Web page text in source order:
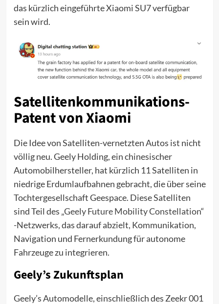
das kürzlich eingeführte Xiaomi SU7 verfügbar
sein wird.
Satellitenkommunikations-
Patent von Xiaomi
Die Idee von Satelliten-vernetzten Autos ist nicht
völlig neu. Geely Holding, ein chinesischer
Automobilhersteller, hat kürzlich 11 Satelliten in
niedrige Erdumlaufbahnen gebracht, die über seine
Tochtergesellschaft Geespace. Diese Satelliten
sind Teil des „Geely Future Mobility Constellation“
-Netzwerks, das darauf abzielt, Kommunikation,
Navigation und Fernerkundung für autonome
Fahrzeuge zu integrieren.
Geely’s Zukunftsplan
Geely’s Automodelle, einschließlich des Zeekr 001